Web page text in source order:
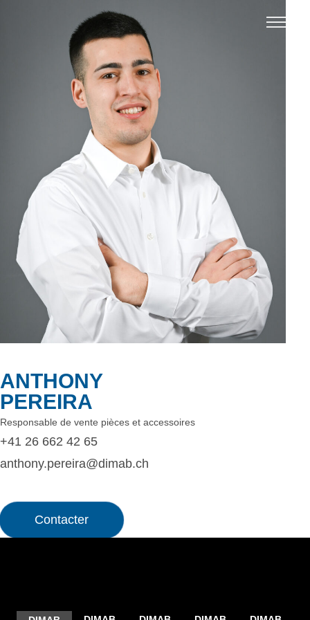
ANTHONY
PEREIRA
Responsable de vente pièces et accessoires
+41 26 662 42 65
anthony.pereira@dimab.ch
Contacter